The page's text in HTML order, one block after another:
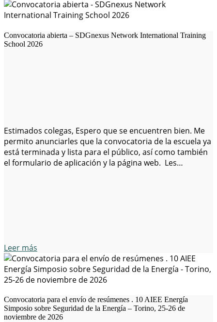
Convocatoria abierta – SDGnexus Network International Training
School 2026
Estimados colegas, Espero que se encuentren bien. Me
permito anunciarles que la convocatoria de la escuela ya
está terminada y lista para el público, así como también
el formulario de aplicación y la página web. Les
Leer más
Convocatoria para el envío de resúmenes . 10 AIEE Energía
Simposio sobre Seguridad de la Energía – Torino, 25-26 de
noviembre de 2026